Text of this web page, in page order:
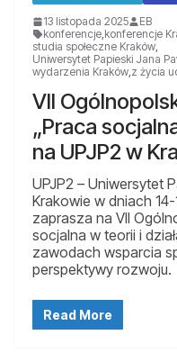
13 listopada 2025
EB
konferencje konferencje
studia społeczne Kraków
Uniwersytet Papieski Jana
wydarzenia Kraków z życia
VII
„Praca
na UPJP2 w
UPJP2 – Uniwersytet
Krakowie w dniach
zaprasza na VII
socjalna w teorii i
zawodach wsparcia
perspektywy rozwoju.
Read More